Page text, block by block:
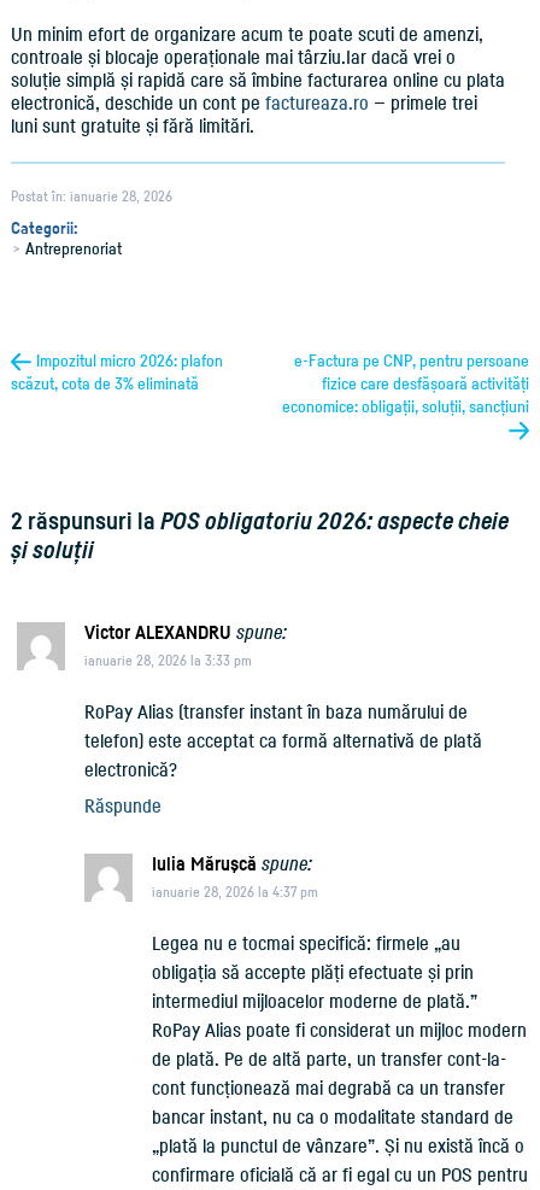
Un minim efort de organizare acum te poate scuti de amenzi,
controale și blocaje operaționale mai târziu.Iar dacă vrei o
soluție simplă și rapidă care să îmbine facturarea online cu plata
electronică, deschide un cont pe factureaza.ro — primele trei
luni sunt gratuite și fără limitări.
Postat în: ianuarie 28, 2026
Categorii:
Antreprenoriat
Impozitul micro 2026: plafon
scăzut, cota de 3% eliminată
e-Factura pe CNP, pentru persoane
fizice care desfășoară activități
economice: obligații, soluții, sancțiuni
2 răspunsuri la POS obligatoriu 2026: aspecte cheie
și soluții
Victor ALEXANDRU spune:
ianuarie 28, 2026 la 3:33 pm
RoPay Alias (transfer instant în baza numărului de
telefon) este acceptat ca formă alternativă de plată
electronică?
Răspunde
Iulia Măruşcă spune:
ianuarie 28, 2026 la 4:37 pm
Legea nu e tocmai specifică: firmele „au
obligația să accepte plăți efectuate și prin
intermediul mijloacelor moderne de plată.”
RoPay Alias poate fi considerat un mijloc modern
de plată. Pe de altă parte, un transfer cont-la-
cont funcționează mai degrabă ca un transfer
bancar instant, nu ca o modalitate standard de
„plată la punctul de vânzare”. Și nu există încă o
confirmare oficială că ar fi egal cu un POS pentru